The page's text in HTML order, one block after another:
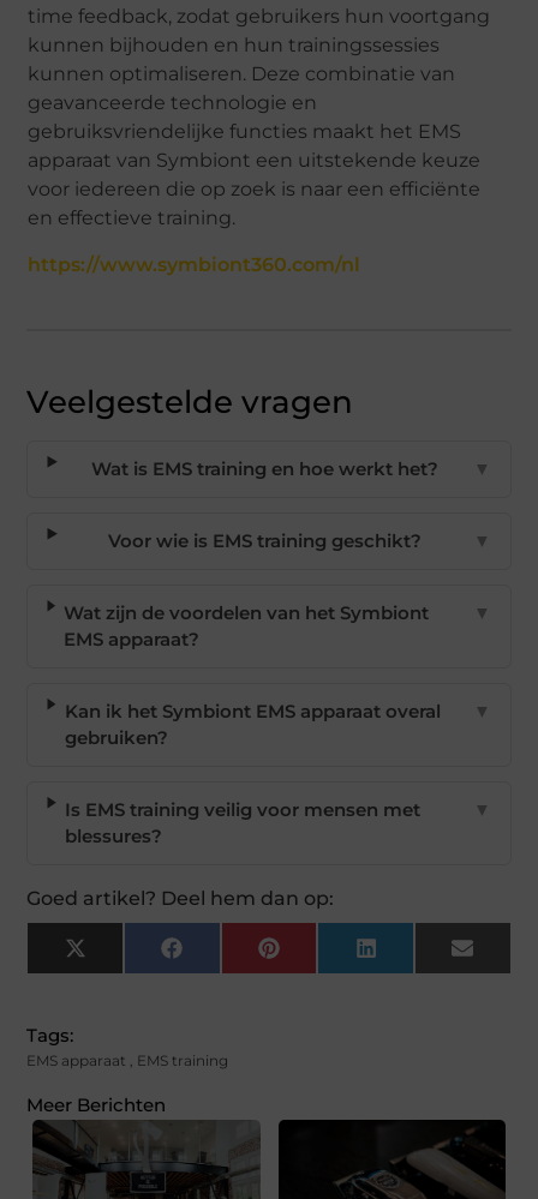
time feedback, zodat gebruikers hun voortgang
kunnen bijhouden en hun trainingssessies
kunnen optimaliseren. Deze combinatie van
geavanceerde technologie en
gebruiksvriendelijke functies maakt het EMS
apparaat van Symbiont een uitstekende keuze
voor iedereen die op zoek is naar een efficiënte
en effectieve training.
https://www.symbiont360.com/nl
Veelgestelde vragen
Wat is EMS training en hoe werkt het? ▼
Voor wie is EMS training geschikt? ▼
Wat zijn de voordelen van het Symbiont
EMS apparaat?
▼
Kan ik het Symbiont EMS apparaat overal
gebruiken?
▼
Is EMS training veilig voor mensen met
blessures?
▼
Goed artikel? Deel hem dan op:
X
(Twitter)
FacebookPinterest LinkedIn Email
Tags:
EMS apparaat EMS training
Meer Berichten